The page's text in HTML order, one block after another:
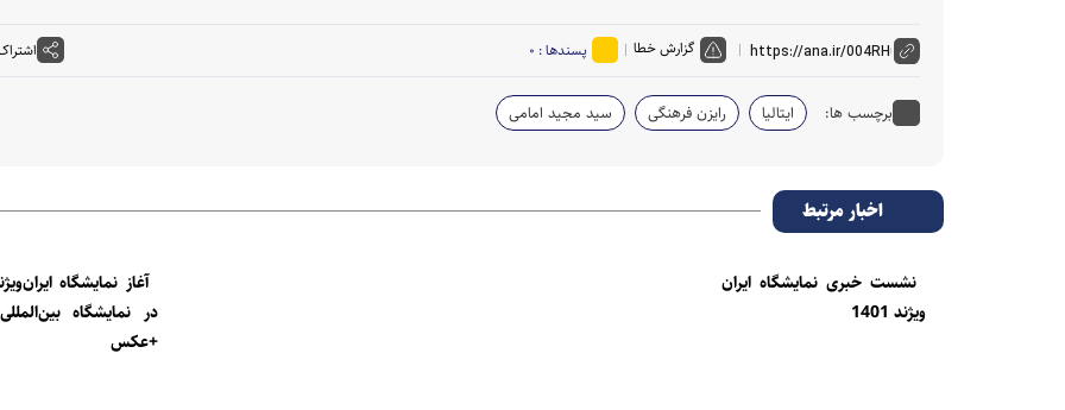
گزارش خطا پسندها : ۰
برچسب ها: ایتالیا رایزن فرهنگی سید مجید امامی
اخبار مرتبط
نشست خبری نمایشگاه ایران
ویژند 1401
در نمایشگاه
+عکس